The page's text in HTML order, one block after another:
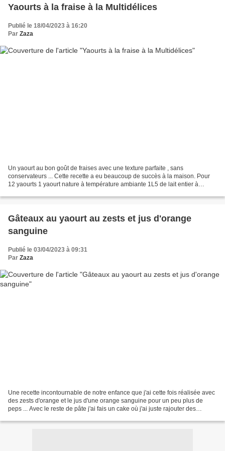
Yaourts à la fraise à la Multidélices
Publié le 18/04/2023 à 16:20
Par Zaza
Un yaourt au bon goût de fraises avec une texture parfaite , sans
conservateurs ... Cette recette a eu beaucoup de succès à la maison. Pour
12 yaourts 1 yaourt nature à température ambiante 1L5 de lait entier à
Gâteaux au yaourt au zests et jus d'orange
sanguine
Publié le 03/04/2023 à 09:31
Par Zaza
Une recette incontournable de notre enfance que j'ai cette fois réalisée avec
des zests d'orange et le jus d'une orange sanguine pour un peu plus de
peps ... Avec le reste de pâte j'ai fais un cake où j'ai juste rajouter des